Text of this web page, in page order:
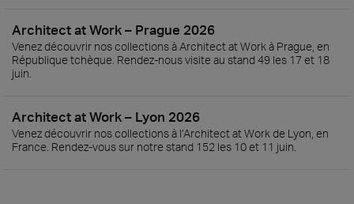
Architect at Work – Prague 2026
Venez découvrir nos collections à Architect at Work à Prague, en
République tchèque. Rendez-nous visite au stand 49 les 17 et 18
juin.
Architect at Work – Lyon 2026
Venez découvrir nos collections à l’Architect at Work de Lyon, en
France. Rendez-vous sur notre stand 152 les 10 et 11 juin.